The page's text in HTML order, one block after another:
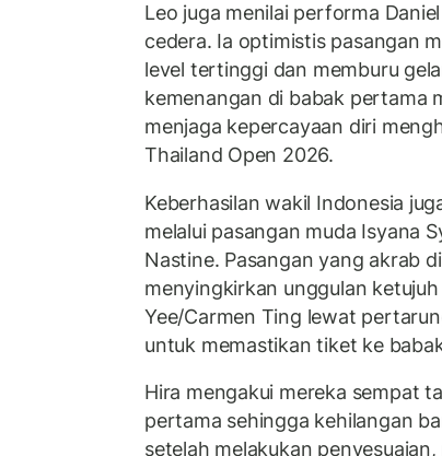
Leo juga menilai performa
cedera. Ia optimistis pasangan
level tertinggi dan memburu
kemenangan di babak pertama
menjaga kepercayaan diri
Thailand Open 2026.
Keberhasilan wakil Indonesia
melalui pasangan muda Isyana
Nastine. Pasangan yang akrab
menyingkirkan unggulan
Yee/Carmen Ting lewat
untuk memastikan tiket ke
Hira mengakui mereka sempat
pertama sehingga kehilangan
setelah melakukan